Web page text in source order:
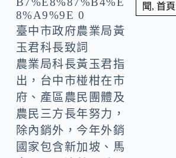
臺中市政府農業局黃
玉君科長致詞
農業局科長黃玉君指
出，台中市椪柑在市
府、產區農民團體及
農民三方長年努力，
除內銷外，今年外銷
國家包含新加坡、馬
聞, 首